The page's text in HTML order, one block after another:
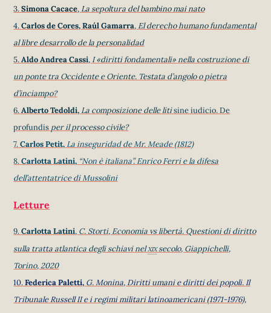
3.Simona Cacace,La sepoltura del bambino mai nato
4.Carlos de Cores, Raúl Gamarra,El derecho humano fundamental
al libre desarrollo de la personalidad
5.Aldo Andrea Cassi,I «diritti fondamentali» nella costruzione di
un ponte tra Occidente e Oriente. Testata d’angolo o pietra
d’inciampo?
6.Alberto Tedoldi, La composizione delle litisine iudicio.De
profundis per il processo civile?
7.Carlos Petit, La inseguridad de Mr. Meade (1812)
8.Carlotta Latini, “Non è italiana”. Enrico Ferri e la difesa
dell’attentatrice di Mussolini
Letture
9.Carlotta Latini, C. Storti, Economia vs libertà. Questioni di diritto
sulla tratta atlantica degli schiavi nelxixsecolo, Giappichelli,
Torino, 2020
10.Federica Paletti, G. Monina, Diritti umani e diritti dei popoli. Il
Tribunale Russell II e i regimi militari latinoamericani (1971-1976),